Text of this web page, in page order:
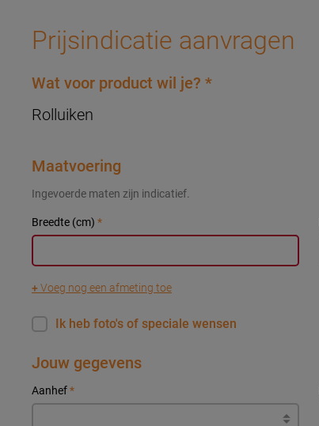
Prijsindicatie aanvragen
Wat voor product wil je? *
Rolluiken
Maatvoering
Ingevoerde maten zijn indicatief.
Breedte (cm) *
+Voeg nog een afmeting toe
Ik heb foto's of speciale wensen
Jouw gegevens
Aanhef*